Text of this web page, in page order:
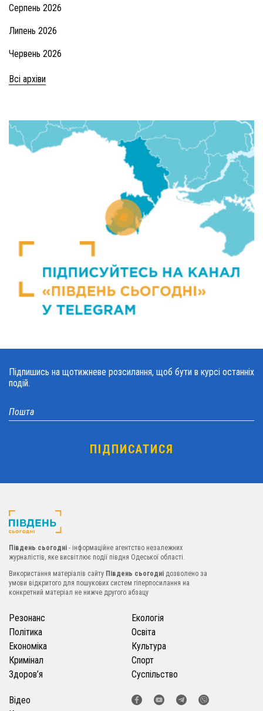
Серпень 2026
Липень 2026
Червень 2026
Всі архіви
Підпишись на щотижневе розсилання, щоб бути в курсі останніх
подій.
Південь сьогодні - інформаційне агентство незалежних
журналістів, яке висвітлює події півдня Одеської області.
Використання матеріалів сайту Південь сьогодні дозволено за
умови відкритого для пошукових систем гіперпосилання на
конкретний матеріал не нижче другого абзацу
Резонанс
Політика
Економіка
Кримінал
Здоров’я
Екологія
Освіта
Культура
Спорт
Суспільство
Відео